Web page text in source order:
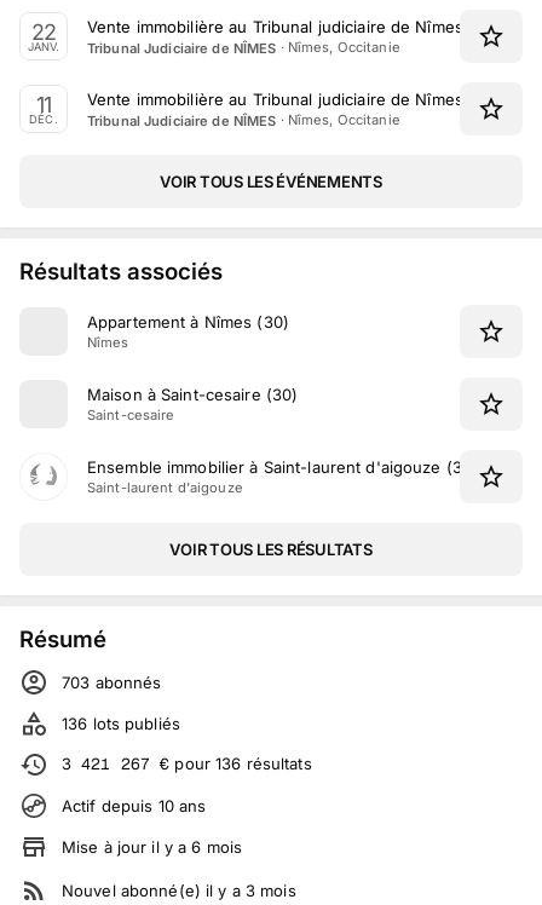
22
JANV.
Vente immobilière au Tribunal judiciaire de Nîmes le 22
Tribunal Judiciaire de NÎMES · Nîmes, Occitanie
11
DÉC.
Vente immobilière au Tribunal judiciaire de Nîmes le 11
Tribunal Judiciaire de NÎMES · Nîmes, Occitanie
VOIR TOUS LES ÉVÉNEMENTS
Résultats associés
Appartement à Nîmes (30)
Nîmes
Maison à Saint-cesaire (30)
Saint-cesaire
Ensemble immobilier à Saint-laurent d'aigouze (30)
Saint-laurent d'aigouze
VOIR TOUS LES RÉSULTATS
Résumé
703 abonnés
136 lots publiés
3 421 267 € pour136 résultats
Actif depuis 10 ans
Mise à jour il y a6 mois
Nouvel abonné(e) il y a 3 mois